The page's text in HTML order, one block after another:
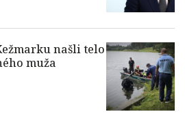
našli telo
muža